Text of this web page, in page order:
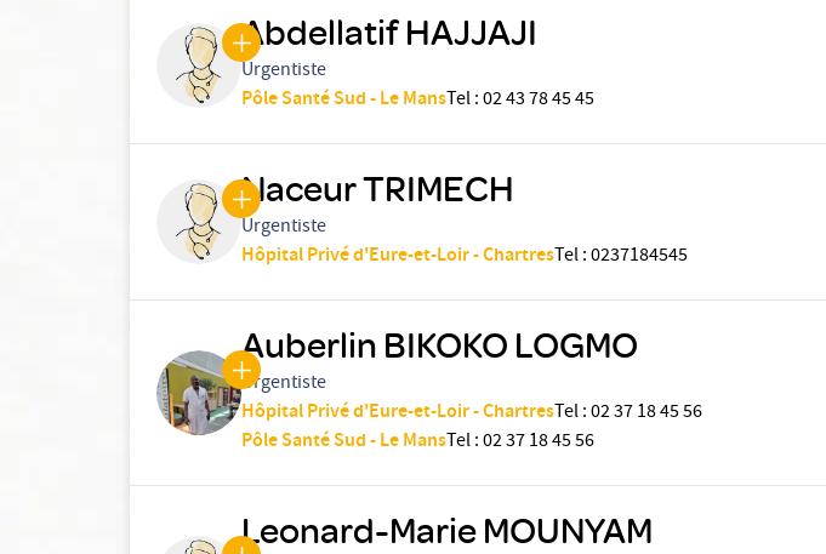
Abdellatif HAJJAJI
Urgentiste
Pôle Santé Sud - Le MansTel:02 43 78 45 45
Naceur TRIMECH
Urgentiste
Hôpital Privé d'Eure-et-Loir - ChartresTel:0237184545
Auberlin BIKOKO LOGMO
Urgentiste
Hôpital Privé d'Eure-et-Loir - ChartresTel:02 37 18 45 56
Pôle Santé Sud - Le MansTel:02 37 18 45 56
Leonard-Marie MOUNYAM